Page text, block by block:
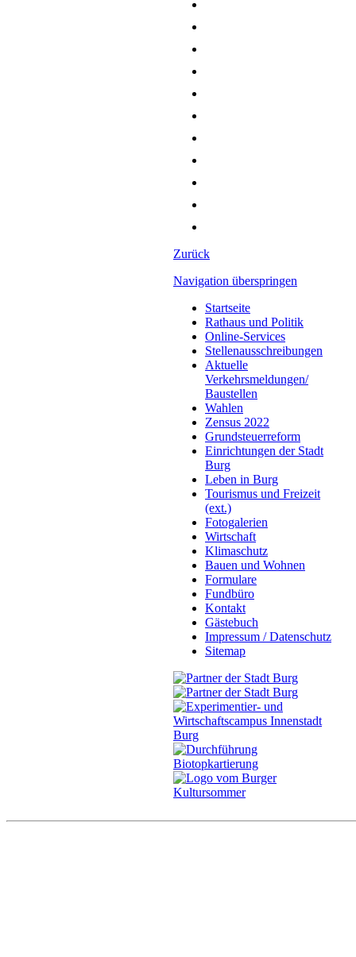
Zurück
Navigation überspringen
Startseite
Rathaus und Politik
Online-Services
Stellenausschreibungen
Aktuelle
Verkehrsmeldungen/
Baustellen
Wahlen
Zensus 2022
Grundsteuerreform
Einrichtungen der Stadt
Burg
Leben in Burg
Tourismus und Freizeit
(ext.)
Fotogalerien
Wirtschaft
Klimaschutz
Bauen und Wohnen
Formulare
Fundbüro
Kontakt
Gästebuch
Impressum / Datenschutz
Sitemap